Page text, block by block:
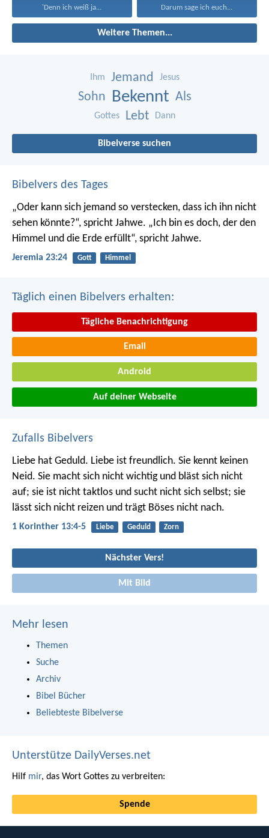
'Denn ich weiß ja... Darum sage ich euch...
Weitere Themen...
Ihm Jemand Jesus
Sohn Bekennt Als
Gottes Lebt Dann
Bibelverse suchen
Bibelvers des Tages
„Oder kann sich jemand so verstecken, dass ich ihn nicht
sehen könnte?“, spricht Jahwe. „Ich bin es doch, der den
Himmel und die Erde erfüllt“, spricht Jahwe.
Jeremia 23:24 Gott Himmel
Täglich einen Bibelvers erhalten:
Tägliche Benachrichtigung
Email
Android
Auf deiner Webseite
Zufalls Bibelvers
Liebe hat Geduld. Liebe ist freundlich. Sie kennt keinen
Neid. Sie macht sich nicht wichtig und bläst sich nicht
auf; sie ist nicht taktlos und sucht nicht sich selbst; sie
lässt sich nicht reizen und trägt Böses nicht nach.
1 Korinther 13:4-5 Liebe Geduld Zorn
Nächster Vers!
Mit Bild
Mehr lesen
Themen
Suche
Archiv
Bibel Bücher
Beliebteste Bibelverse
Unterstütze DailyVerses.net
Hilf mir, das Wort Gottes zu verbreiten:
Spende